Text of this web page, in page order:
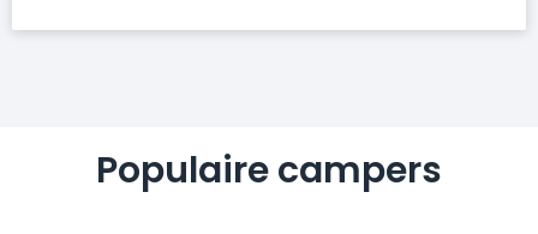
Populaire campers